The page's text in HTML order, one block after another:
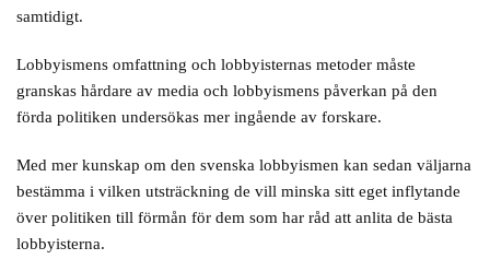
samtidigt.
Lobbyismens omfattning och lobbyisternas metoder måste
granskas hårdare av media och lobbyismens påverkan på den
förda politiken undersökas mer ingående av forskare.
Med mer kunskap om den svenska lobbyismen kan sedan väljarna
bestämma i vilken utsträckning de vill minska sitt eget inflytande
över politiken till förmån för dem som har råd att anlita de bästa
lobbyisterna.